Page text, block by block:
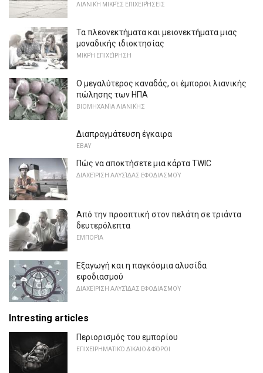
ΛΙΑΝΙΚΉ ΜΙΚΡΈΣ ΕΠΙΧΕΙΡΉΣΕΙΣ
Τα πλεονεκτήματα και μειονεκτήματα μιας
μοναδικής ιδιοκτησίας
ΜΙΚΡΉ ΕΠΙΧΕΊΡΗΣΗ
Ο μεγαλύτερος καναδάς, οι έμποροι λιανικής
πώλησης των ΗΠΑ
ΒΙΟΜΗΧΑΝΊΑ ΛΙΑΝΙΚΉΣ
Διαπραγμάτευση έγκαιρα
EBAY
Πώς να αποκτήσετε μια κάρτα TWIC
ΔΙΑΧΕΊΡΙΣΗ ΑΛΥΣΊΔΑΣ ΕΦΟΔΙΑΣΜΟΎ
Από την προοπτική στον πελάτη σε τριάντα
δευτερόλεπτα
ΕΜΠΟΡΊΑ
Εξαγωγή και η παγκόσμια αλυσίδα
εφοδιασμού
ΔΙΑΧΕΊΡΙΣΗ ΑΛΥΣΊΔΑΣ ΕΦΟΔΙΑΣΜΟΎ
Intresting articles
Περιορισμός του εμπορίου
ΕΠΙΧΕΙΡΗΜΑΤΙΚΌ ΔΊΚΑΙΟ & ΦΌΡΟΙ